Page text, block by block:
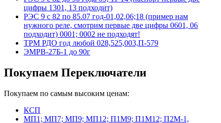
цифры 1301, 13 подходит)
РЭС 9 с 82 по 85.07 год-01,02,06;18 (пример нам
нужного реле, смотрим первые две цифры 0601, 06
подходит) 0001; 0002 не подходят!
ТРМ РДО год любой 028,525,003,П-579
ЭМРВ-27Б-1 до 90г
Покупаем Переключатели
Покупаем по самым высоким ценам:
КСП
МП1; МП7; МП9; МП12; П1М9; П1М12; П2М-1,